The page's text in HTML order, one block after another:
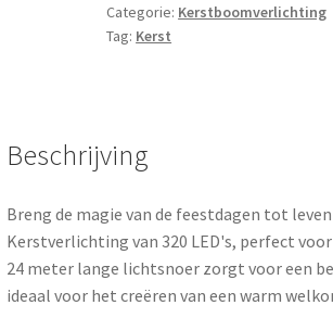
wit
-
-
Geheugen
-
Buiten
aantal
Categorie: Kerstboomverlichting
Tag: Kerst
Beschrijving
Breng de magie van de feestdagen tot
Kerstverlichting van 320 LED's, perfect
24 meter lange lichtsnoer zorgt voor een
ideaal voor het creëren van een warm